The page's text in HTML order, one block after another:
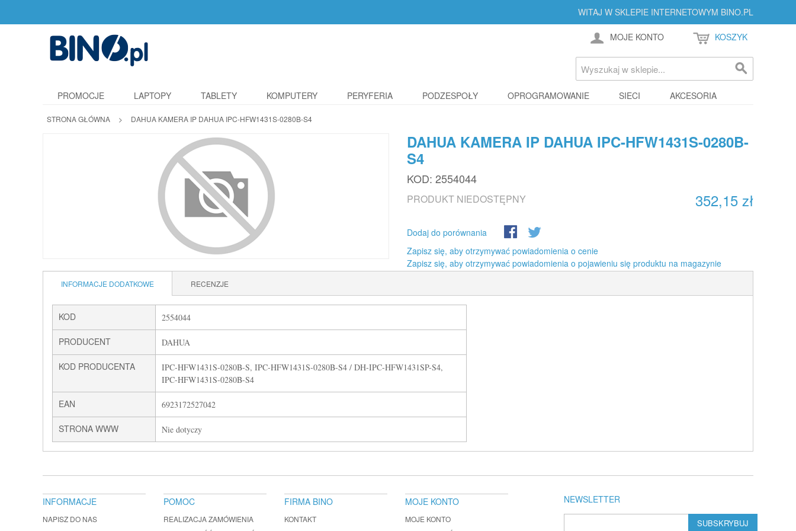
WITAJ W SKLEPIE INTERNETOWYM BINO.PL
MOJE KONTO KOSZYK
PROMOCJE LAPTOPY TABLETY KOMPUTERY PERYFERIA PODZESPOŁY OPROGRAMOWANIE SIECI AKCESORIA
STRONA GŁÓWNA > DAHUA KAMERA IP DAHUA IPC-HFW1431S-0280B-S4
DAHUA KAMERA IP DAHUA IPC-HFW1431S-0280B-
S4
KOD: 2554044
352,15 zł
PRODUKT NIEDOSTĘPNY
Dodaj do porównania
Zapisz się, aby otrzymywać powiadomienia o cenie
Zapisz się, aby otrzymywać powiadomienia o pojawieniu się produktu na magazynie
INFORMACJE DODATKOWE RECENZJE
KOD 2554044
PRODUCENT DAHUA
KOD PRODUCENTA
IPC-HFW1431S-0280B-S, IPC-HFW1431S-0280B-S4 / DH-IPC-HFW1431SP-S4,
IPC-HFW1431S-0280B-S4
EAN 6923172527042
STRONA WWW Nie dotyczy
NEWSLETTER
SUBSKRYBUJ
INFORMACJE
NAPISZ DO NAS
POMOC
REALIZACJA ZAMÓWIENIA
FIRMA BINO
KONTAKT
MOJE KONTO
MOJE KONTO